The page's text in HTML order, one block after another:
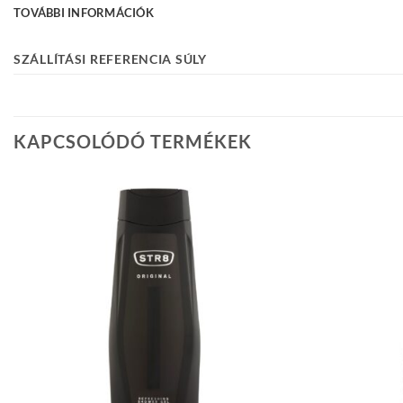
TOVÁBBI INFORMÁCIÓK
SZÁLLÍTÁSI REFERENCIA SÚLY
KAPCSOLÓDÓ TERMÉKEK